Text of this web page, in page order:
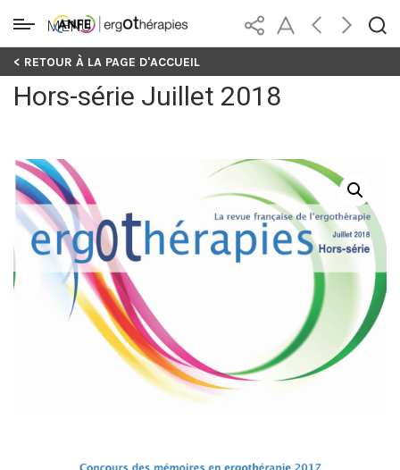
Skip
content
MENU
< RETOUR À LA PAGE D'ACCUEIL
Hors-série Juillet 2018